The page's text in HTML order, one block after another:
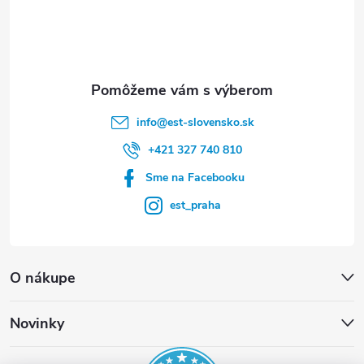
O nákupe
Novinky
info@est-slovensko.sk
+421 327 740 810
Sme na Facebooku
est_praha